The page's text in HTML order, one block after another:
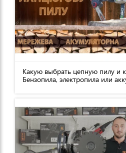
Какую выбрать цепную пилу и
Бензопила, электропила или